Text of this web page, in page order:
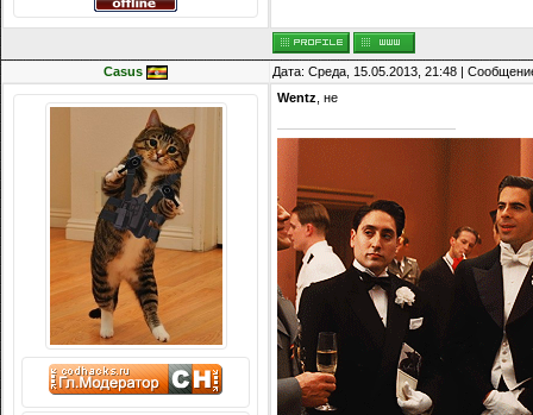
Casus Дата: Среда, 15.05.2013, 21:48 |
Wentz , не